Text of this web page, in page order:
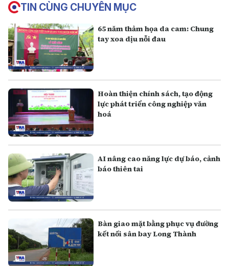
TIN CÙNG CHUYÊN MỤC
65 năm thảm họa da cam: Chung
tay xoa dịu nỗi đau
Hoàn thiện chính sách, tạo động
lực phát triển công nghiệp văn
hoá
AI nâng cao năng lực dự báo, cảnh
báo thiên tai
Bàn giao mặt bằng phục vụ đường
kết nối sân bay Long Thành